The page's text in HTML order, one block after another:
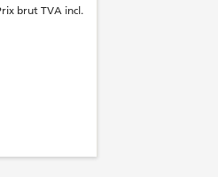
brut TVA incl.